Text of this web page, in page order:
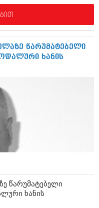
წარუმატებელი
ხანის
წარუმატებელი
ხანის